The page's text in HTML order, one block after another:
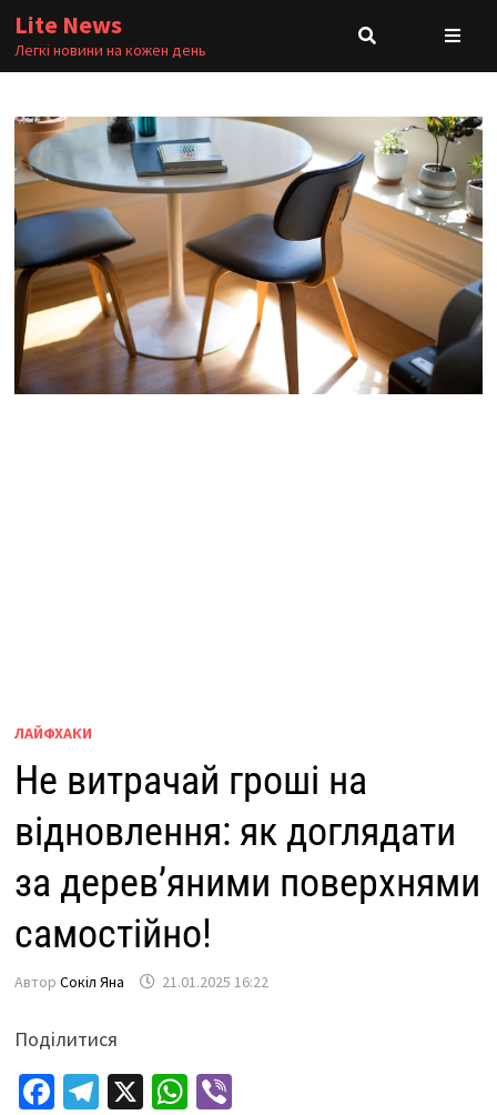
Skip
to
content
Lite News
Легкі новини на кожен день
ЛАЙФХАКИ
Не витрачай гроші на
відновлення: як доглядати
за дерев’яними поверхнями
самостійно!
Автор Сокіл Яна 21.01.2025 16:22
Поділитися
Fa Te X W Vi